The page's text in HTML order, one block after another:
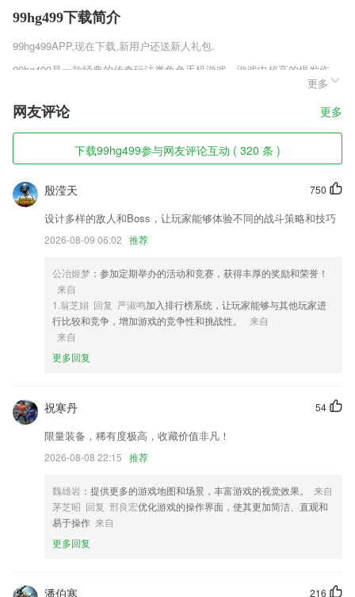
99hg499下载简介
99hg499APP,现在下载,新用户还送新人礼包.
99hg499是一款经典的传奇玩法类角色手机游戏，游戏中超高的爆发伤
害，多种经典的玩法等你挑战，经典的战法道三种职业供玩家选择，高精
度还原传奇，给你带来10年前的体验，让你体验到更刺激的玩法模式。
1,更专业的司机：一千余名司机，平均驾龄10年以上，平均驾驶里程为70
万公里以上，具备优秀的服务意识和文明的驾驶习惯。
2,“经典练习”、“强化训练”、“模拟考场”中答错的题目自动进入“错题集”，
每道题都有详细的解题分析说明；
3,设在置里添加不折叠输入法；
5,【正装精美】
6,经营指标统计：入住率/续租率/退租率/利润率，实时统计，经营数据一
目了然。
99hg499软件优势
2.给用户的学习带来非常优质的服务，让2265用户轻松入门C语言。
3.照相录音、随意标注、提取文字、异形面积、重生成，实用强大
4.支持离线使用
5.主要就是为大家带来很多的物理相关内容，随时打开手机就可以在线学
6.免费为学校2265开通高兆数的宽带专线网络，解决学校的教学及办公的
网络使用难题，为学校的信息华教学的建设奠定坚实的基础
99hg499更新了什么?
更多
网友评论 更多
下载99hg499参与网友评论互动 ( 320 条 )
750
殷滢天
设计多样的敌人和Boss，让玩家能够体验不同的战斗策略和技巧
2026-08-09 06:02 推荐
公冶姬梦 ：参加定期举办的活动和竞赛，获得丰厚的奖励和荣誉！
来自
1.翁芝娟 回复 严淑鸣加入排行榜系统，让玩家能够与其他玩家进
行比较和竞争，增加游戏的竞争性和挑战性。
来自
来自
更多回复
54
祝寒丹
限量装备，稀有度极高，收藏价值非凡！
2026-08-08 22:15 推荐
魏雄岩 ：提供更多的游戏地图和场景，丰富游戏的视觉效果。
来自
茅芝昭 回复 邢良宏优化游戏的操作界面，使其更加简洁、直观和
易于操作 来自
更多回复
216
潘伯寒